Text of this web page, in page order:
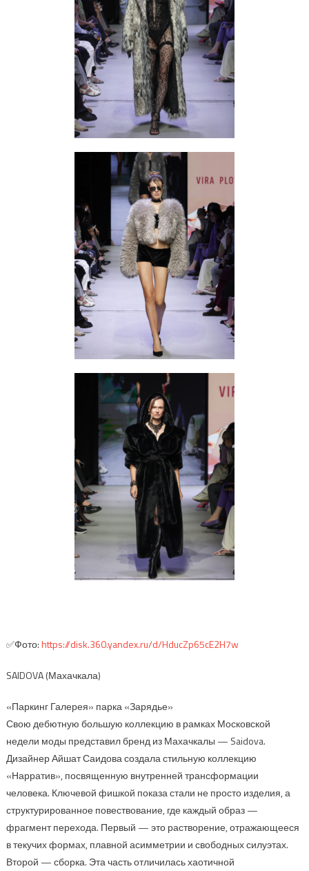
✅Фото:https://disk.360.yandex.ru/d/HducZp65cE2H7w
SAIDOVA (Махачкала)
«Паркинг Галерея» парка «Зарядье»
Свою дебютную большую коллекцию в рамках Московской
недели моды представил бренд из Махачкалы — Saidova.
Дизайнер Айшат Саидова создала стильную коллекцию
«Нарратив», посвященную внутренней трансформации
человека. Ключевой фишкой показа стали не просто изделия, а
структурированное повествование, где каждый образ —
фрагмент перехода. Первый — это растворение, отражающееся
в текучих формах, плавной асимметрии и свободных силуэтах.
Второй — сборка. Эта часть отличилась хаотичной